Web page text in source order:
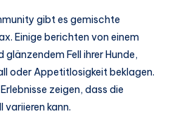
gibt es gemischte
Einige berichten von einem
Fell ihrer Hunde,
oder Appetitlosigkeit beklagen.
zeigen, dass die
kann.